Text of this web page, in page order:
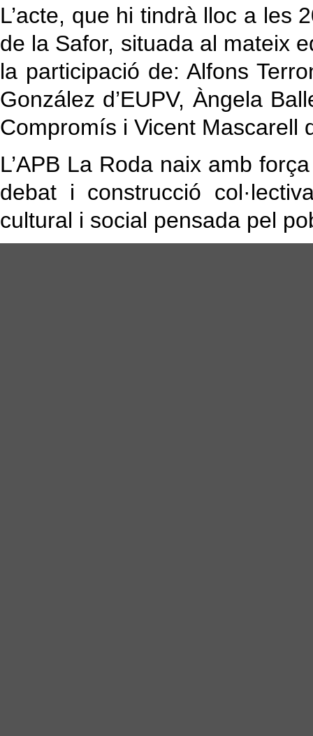
L’acte, que hi tindrà lloc a les
de la Safor, situada al mateix
la participació de: Alfons
González d’EUPV, Àngela
Compromís i Vicent Mascarell
L’APB La Roda naix amb
debat i construcció
cultural i social pensada pel